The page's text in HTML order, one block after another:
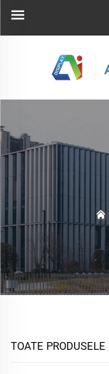
TOATE PRODUSELE